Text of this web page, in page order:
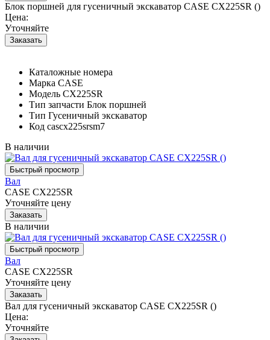
Блок поршней для гусеничный экскаватор CASE CX225SR ()
Цена:
Уточняйте
Каталожные номера
Марка CASE
Модель CX225SR
Тип запчасти Блок поршней
Тип Гусеничный экскаватор
Код cascx225srsm7
В наличии
Вал
CASE CX225SR
Уточняйте цену
В наличии
Вал
CASE CX225SR
Уточняйте цену
Вал для гусеничный экскаватор CASE CX225SR ()
Цена:
Уточняйте